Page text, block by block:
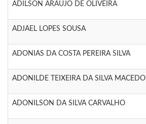
ADILSON ARAUJO DE OLIVEIRA
ADJAEL LOPES SOUSA
ADONIAS DA COSTA PEREIRA SILVA
ADONILDE TEIXEIRA DA SILVA MACEDO
ADONILSON DA SILVA CARVALHO